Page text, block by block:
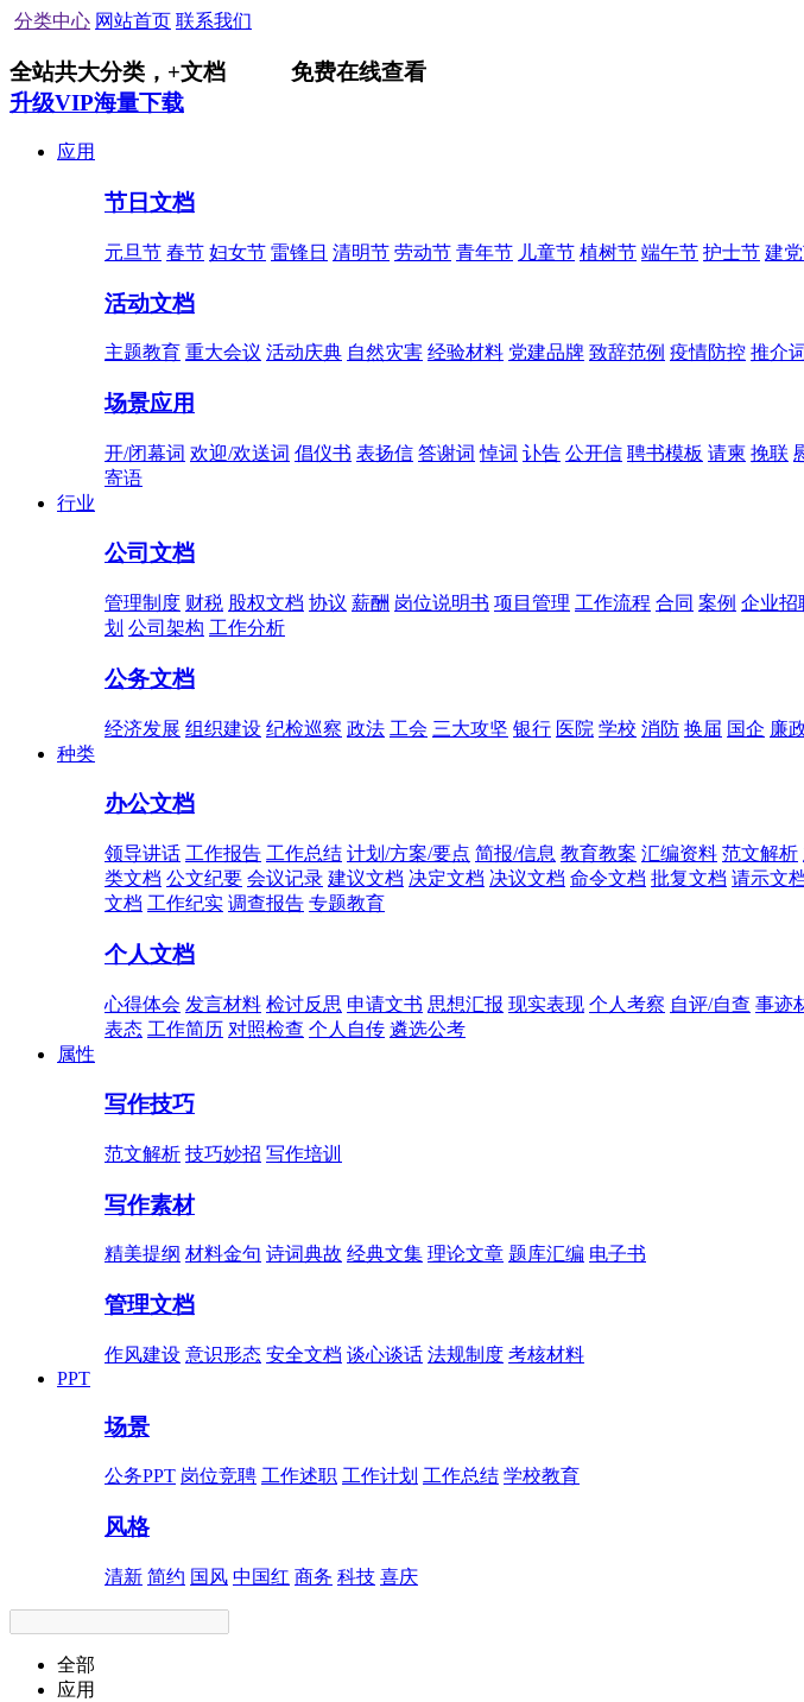
分类中心 网站首页 联系我们
全站共大分类， +文档
免费在线查看
升级VIP海量下载
应用
节日文档
元旦节 春节 妇女节 雷锋日 清明节 劳动节 青年节 儿童节 植树节 端午节 护士节 建
活动文档
主题教育 重大会议 活动庆典 自然灾害 经验材料 党建品牌 致辞范例 疫情防控 推介词
场景应用
开/闭幕词 欢迎/欢送词 倡仪书 表扬信 答谢词 悼词 讣告 公开信 聘书模板 请柬 挽联
寄语
行业
公司文档
管理制度 财税 股权文档 协议 薪酬 岗位说明书 项目管理 工作流程 合同 案例 企业招
划 公司架构 工作分析
公务文档
经济发展 组织建设 纪检巡察 政法 工会 三大攻坚 银行 医院 学校 消防 换届 国企 廉
种类
办公文档
领导讲话 工作报告 工作总结 计划/方案/要点 简报/信息 教育教案 汇编资料 范文解析
类文档 公文纪要 会议记录 建议文档 决定文档 决议文档 命令文档 批复文档 请示文
文档 工作纪实 调查报告 专题教育
个人文档
心得体会 发言材料 检讨反思 申请文书 思想汇报 现实表现 个人考察 自评/自查 事迹
表态 工作简历 对照检查 个人自传 遴选公考
属性
写作技巧
范文解析 技巧妙招 写作培训
写作素材
精美提纲 材料金句 诗词典故 经典文集 理论文章 题库汇编 电子书
管理文档
作风建设 意识形态 安全文档 谈心谈话 法规制度 考核材料
PPT
场景
公务PPT 岗位竞聘 工作述职 工作计划 工作总结 学校教育
风格
清新 简约 国风 中国红 商务 科技 喜庆
全部
应用